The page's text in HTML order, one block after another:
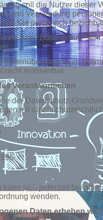
soll die Nutzer dieser
und Verwendung
auf Sie persönlich
Ihren Datenschutz
Datenübertragung im
nicht realisierbar.
Verantwortlichen
der Datenschutz-
mit
kann sich jederzeit bei
wenden.
Daten erheben wir?